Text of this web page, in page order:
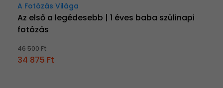
A Fotózás Világa
Az első a legédesebb | 1 éves baba szülinapi
fotózás
46 500 Ft
34 875 Ft